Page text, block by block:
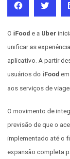
O iFood e a Uber
unificar as
aplicativo. A partir
usuários do iFood em
aos serviços de
O movimento de
previsão de que o
implementado até o
expansão completa